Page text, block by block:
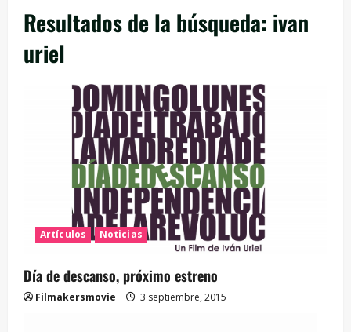
Resultados de la búsqueda: ivan
uriel
Artículos Noticias
Día de descanso, próximo estreno
Filmakersmovie 3 septiembre, 2015